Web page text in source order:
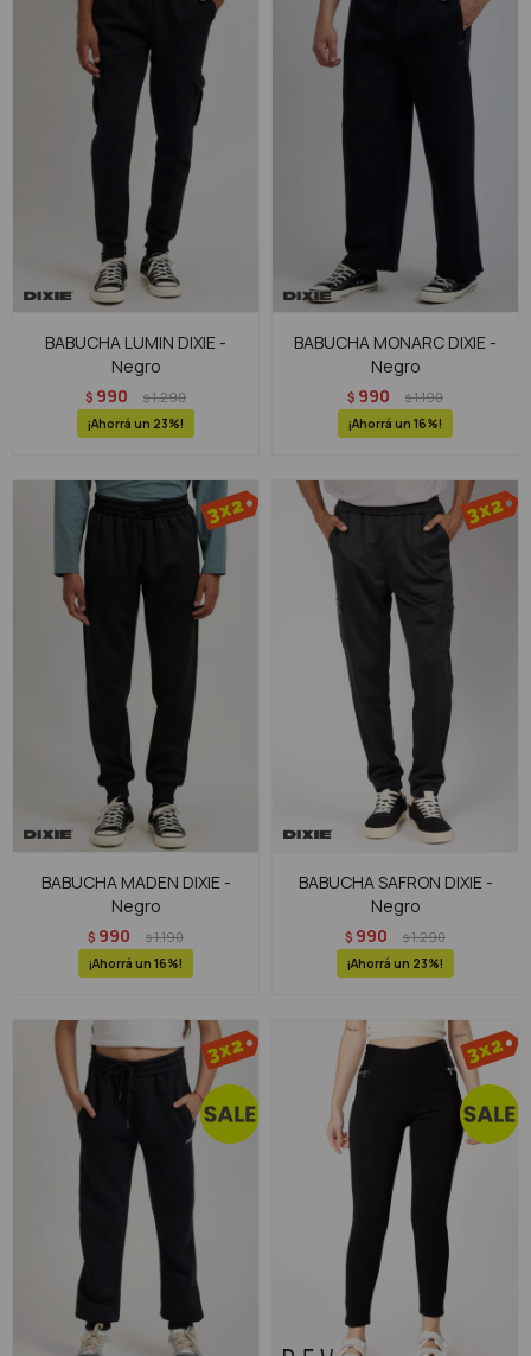
BABUCHA LUMIN DIXIE -
Negro
$ 990 $1.290
23
BABUCHA MONARC DIXIE -
Negro
$ 990 $1.190
16
BABUCHA MADEN DIXIE -
Negro
$ 990 $1.190
16
BABUCHA SAFRON DIXIE -
Negro
$ 990 $1.290
23